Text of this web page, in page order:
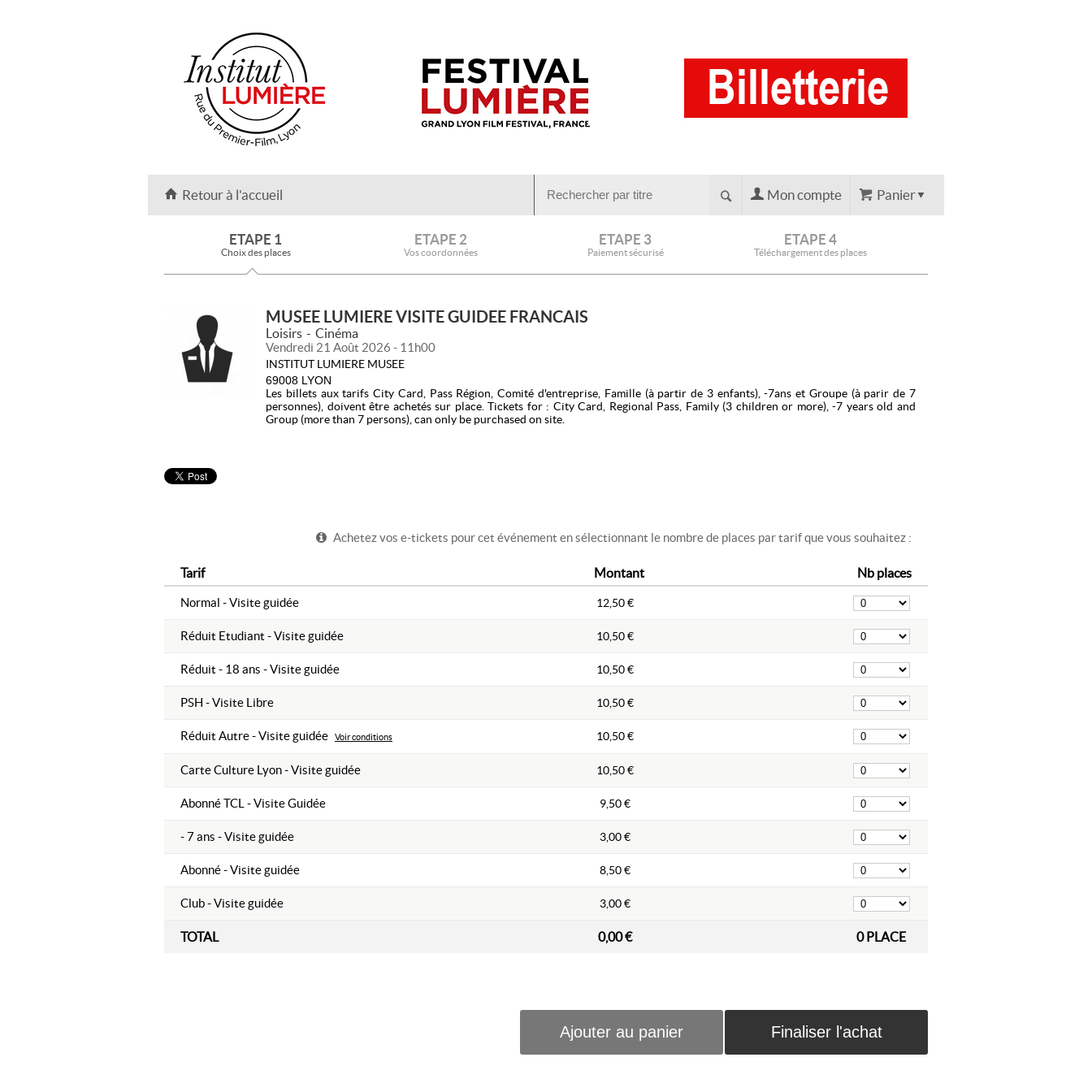
Retour à l'accueil Panier
Mon compte
ETAPE 1
Choix des places
ETAPE 2
Vos coordonnées
ETAPE 3
Paiement sécurisé
ETAPE 4
Téléchargement des places
MUSEE LUMIERE VISITE GUIDEE FRANCAIS
Loisirs Cinéma
Vendredi 21 Août 2026 - 11h00
INSTITUT LUMIERE MUSEE
69008 LYON
Les billets aux tarifs City Card, Pass Région, Comité d'entreprise, Famille (à partir de 3 enfants), -7ans et Groupe (à parir de 7
personnes), doivent être achetés sur place. Tickets for : City Card, Regional Pass, Family (3 children or more), -7 years old and
Group (more than 7 persons), can only be purchased on site.
Achetez vos e-tickets pour cet événement en sélectionnant le nombre de places par tarif que vous souhaitez :
Tarif Montant Nb places
Normal - Visite guidée 12,50 €
Réduit Etudiant - Visite guidée 10,50 €
Réduit - 18 ans - Visite guidée 10,50 €
PSH - Visite Libre 10,50 €
Réduit Autre - Visite guidée Voir conditions 10,50 €
Carte Culture Lyon - Visite guidée 10,50 €
Abonné TCL - Visite Guidée 9,50 €
- 7 ans - Visite guidée 3,00 €
Abonné - Visite guidée 8,50 €
Club - Visite guidée 3,00 €
TOTAL 0,00 € 0 PLACE